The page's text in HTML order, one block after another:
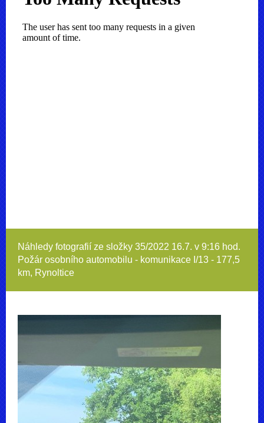
Náhledy fotografií ze složky 35/2022 16.7. v 9:16 hod.
Požár osobního automobilu - komunikace I/13 - 177,5
km, Rynoltice